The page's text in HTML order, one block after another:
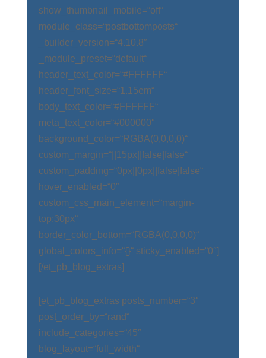
show_thumbnail_mobile=“off“
module_class=“postbottomposts“
_builder_version=“4.10.8″
_module_preset=“default“
header_text_color=“#FFFFFF“
header_font_size=“1.15em“
body_text_color=“#FFFFFF“
meta_text_color=“#000000″
background_color=“RGBA(0,0,0,0)“
custom_margin=“||15px||false|false“
custom_padding=“0px||0px||false|false“
hover_enabled=“0″
custom_css_main_element=“margin-
top:30px“
border_color_bottom=“RGBA(0,0,0,0)“
global_colors_info=“{}“ sticky_enabled=“0″]
[/et_pb_blog_extras]
[et_pb_blog_extras posts_number=“3″
post_order_by=“rand“
include_categories=“45″
blog_layout=“full_width“